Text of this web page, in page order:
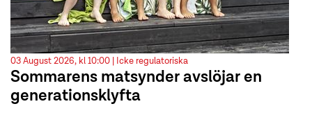
03 August 2026, kl 10:00 | Icke regulatoriska
Sommarens matsynder avslöjar en
generationsklyfta